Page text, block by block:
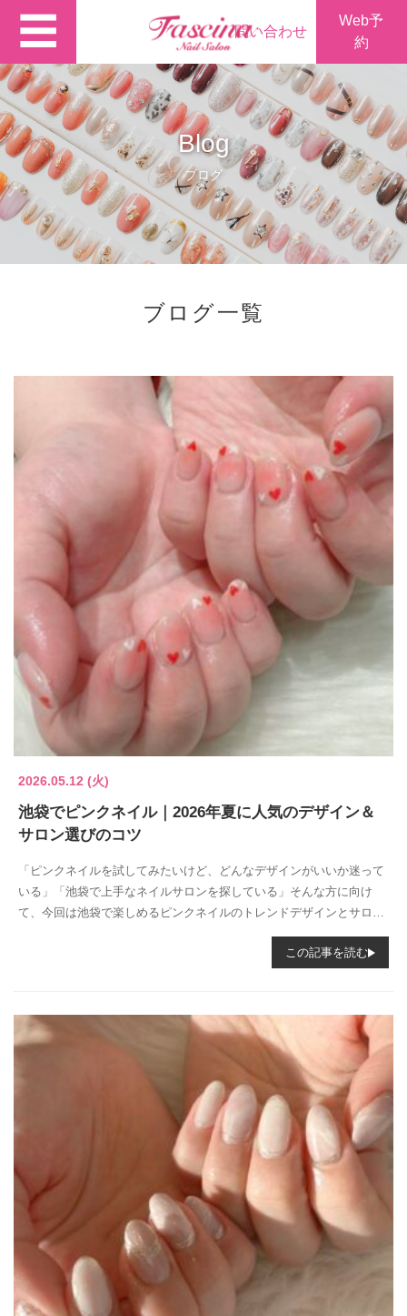
☰ 問い合わせ
Web予
約
Blog
ブログ
ブログ一覧
2026.05.12 (火)
池袋でピンクネイル｜2026年夏に人気のデザイン＆
サロン選びのコツ
「ピンクネイルを試してみたいけど、どんなデザインがいいか迷って
いる」「池袋で上手なネイルサロンを探している」そんな方に向け
て、今回は池袋で楽しめるピンクネイルのトレンドデザインとサロン
この記事を読む